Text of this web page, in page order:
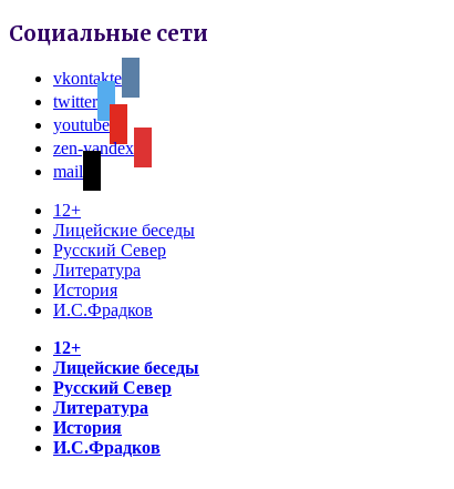
Социальные сети
vkontakte
twitter
youtube
zen-yandex
mail
12+
Лицейские беседы
Русский Север
Литература
История
И.С.Фрадков
12+
Лицейские беседы
Русский Север
Литература
История
И.С.Фрадков